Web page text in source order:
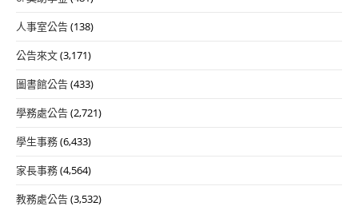
人事室公告(138)
公告來文(3,171)
圖書館公告(433)
學務處公告(2,721)
學生事務(6,433)
家長事務(4,564)
教務處公告(3,532)